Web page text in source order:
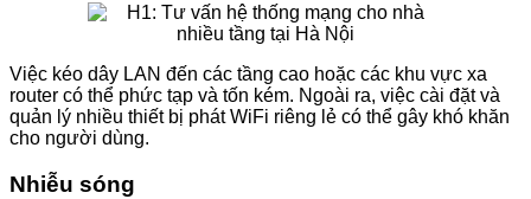
Việc kéo dây LAN đến các tầng cao hoặc các khu vực xa
router có thể phức tạp và tốn kém. Ngoài ra, việc cài đặt và
quản lý nhiều thiết bị phát WiFi riêng lẻ có thể gây khó khăn
cho người dùng.
Nhiễu sóng